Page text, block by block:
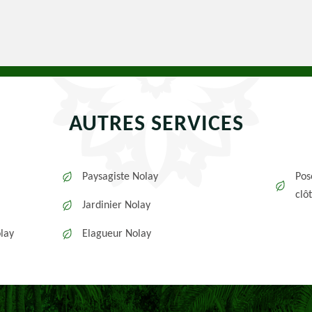
AUTRES SERVICES
Paysagiste Nolay
Jardinier Nolay
Elagueur Nolay